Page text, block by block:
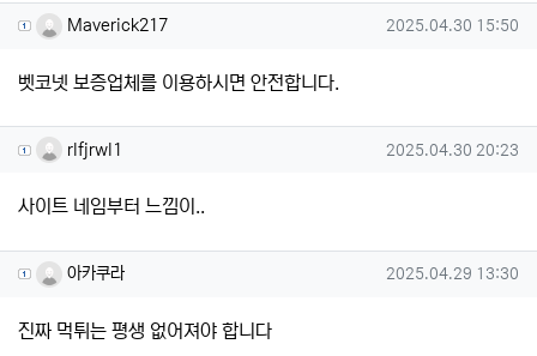
Maverick217님의 댓글
Maverick217 작성일
2025.04.30 15:50
벳코넷 보증업체를 이용하시면 안전합니다.
rlfjrwl1님의 댓글
rlfjrwl1 작성일
2025.04.30 20:23
사이트 네임부터 느낌이..
아카쿠라님의 댓글
아카쿠라 작성일
2025.04.29 13:30
진짜 먹튀는 평생 없어져야 합니다